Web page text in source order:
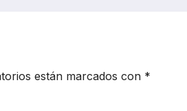
están marcados con *